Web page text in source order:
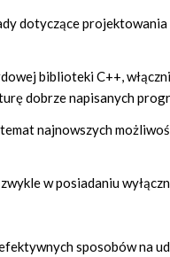
dotyczące
biblioteki C++,
dobrze napisanych
najnowszych
w posiadaniu
sposobów na